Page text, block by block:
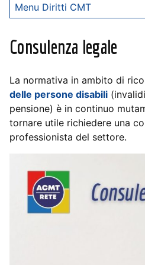
Menu Diritti CMT
Consulenza legale
La normativa in ambito di
delle persone disabili
pensione) è in continuo
tornare utile richiedere una
professionista del settore.